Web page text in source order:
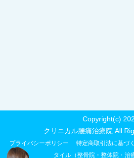
Copyright(c)
クリニカル腰痛治療院 All
プライバシーポリシー 特定商取引法に基づ
タイル（整骨院・整体院・治